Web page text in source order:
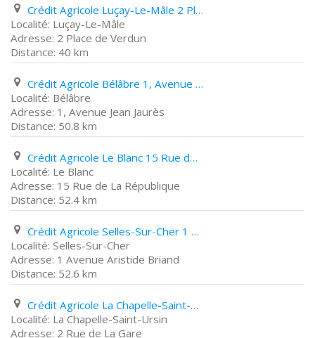
Crédit Agricole Luçay-Le-Mâle 2 Place de Verdun
Luçay-Le-Mâle
2 Place de Verdun
40 km
Crédit Agricole Bélâbre 1, Avenue Jean Jaurès
Bélâbre
1, Avenue Jean Jaurès
50.8 km
Crédit Agricole Le Blanc 15 Rue de La République
Le Blanc
15 Rue de La République
52.4 km
Crédit Agricole Selles-Sur-Cher 1 Avenue Aristide Briand
Selles-Sur-Cher
1 Avenue Aristide Briand
52.6 km
Crédit Agricole La Chapelle-Saint-Ursin 2 Rue de La Gare
La Chapelle-Saint-Ursin
2 Rue de La Gare